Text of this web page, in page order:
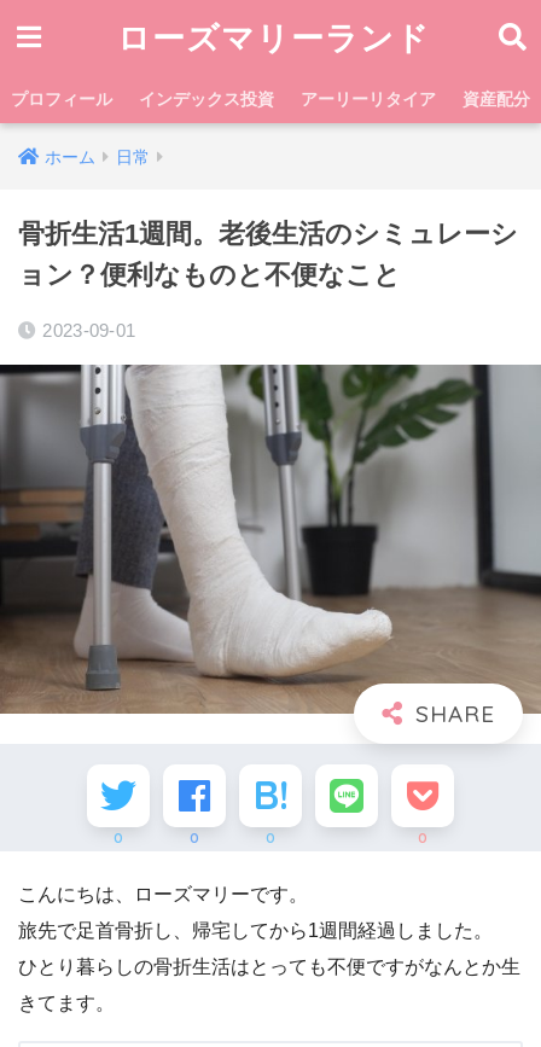
ローズマリーランド
プロフィール インデックス投資 アーリーリタイア 資産配分
ホーム 日常
骨折生活1週間。老後生活のシミュレーシ
ョン？便利なものと不便なこと
2023-09-01
0 0 0 0
こんにちは、ローズマリーです。
旅先で足首骨折し、帰宅してから1週間経過しました。
ひとり暮らしの骨折生活はとっても不便ですがなんとか生
きてます。